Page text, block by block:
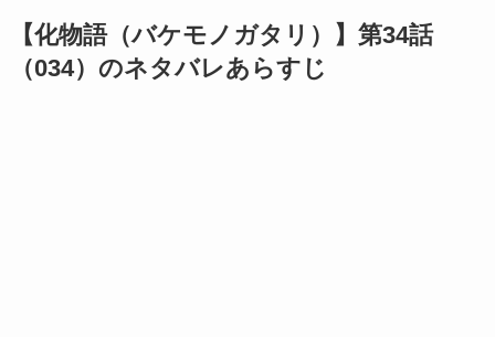
【化物語（バケモノガタリ）】第34話
（034）のネタバレあらすじ